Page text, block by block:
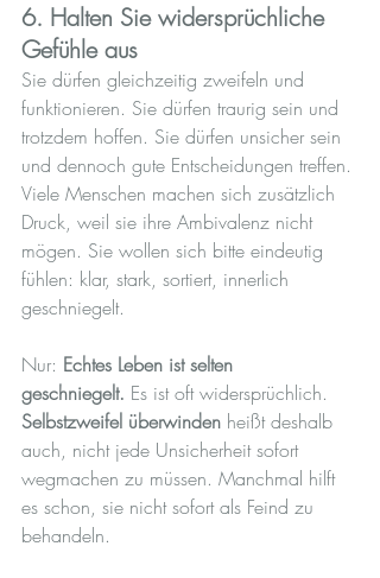
6. Halten Sie widersprüchliche
Gefühle aus
Sie dürfen gleichzeitig zweifeln und
funktionieren. Sie dürfen traurig sein und
trotzdem hoffen. Sie dürfen unsicher sein
und dennoch gute Entscheidungen treffen.
Viele Menschen machen sich zusätzlich
Druck, weil sie ihre Ambivalenz nicht
mögen. Sie wollen sich bitte eindeutig
fühlen: klar, stark, sortiert, innerlich
geschniegelt.
Nur: Echtes Leben ist selten
geschniegelt. Es ist oft widersprüchlich.
Selbstzweifel überwinden heißt deshalb
auch, nicht jede Unsicherheit sofort
wegmachen zu müssen. Manchmal hilft
es schon, sie nicht sofort als Feind zu
behandeln.